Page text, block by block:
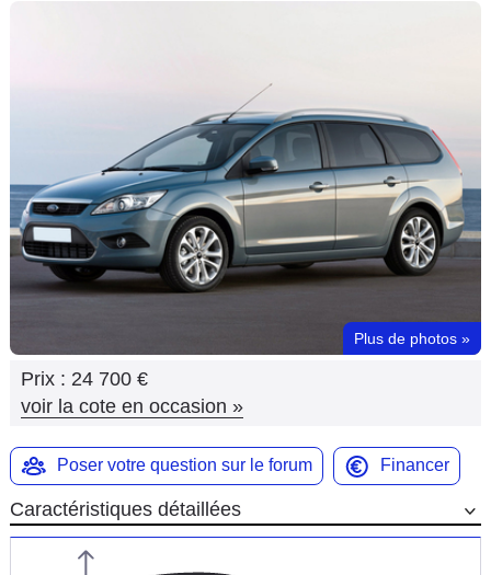
Flottes
Auto
Services
Moto
Marques
Plus de photos »
Prix : 24 700 €
voir la cote en occasion »
Poser votre question sur le forum Financer
Caractéristiques détaillées